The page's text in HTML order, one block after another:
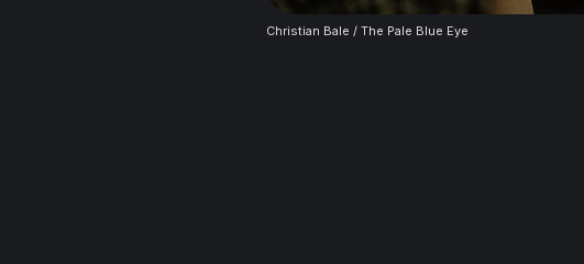
Christian Bale / The Pale Blue Eye